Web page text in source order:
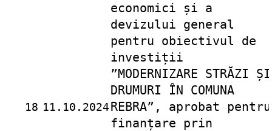
18 11.10.2024
economici și a
devizului general
pentru obiectivul de
investiții
”MODERNIZARE STRĂZI ȘI
DRUMURI ÎN COMUNA
REBRA”, aprobat pentru
finanțare prin